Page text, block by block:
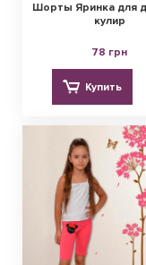
Шорты Яринка для
кулир
78 грн
Купить